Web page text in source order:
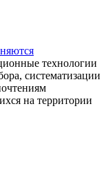
технологии
систематизации
на территории